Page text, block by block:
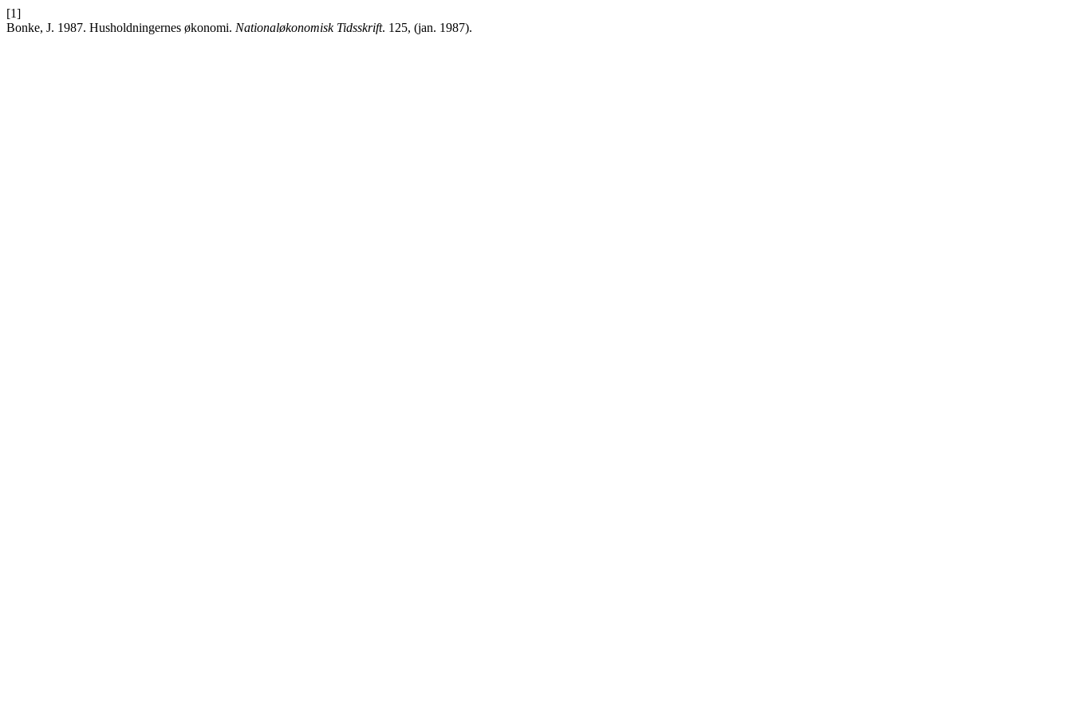
[1]
Bonke, J. 1987. Husholdningernes økonomi. Nationaløkonomisk Tidsskrift. 125, (jan. 1987).